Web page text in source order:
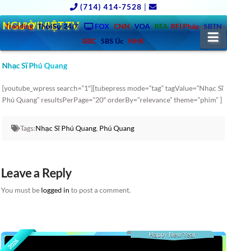
(714) 414-7528 |
Trending ThờiSự 24/7 FOX CNN VOA RFA RFI Pháp SBTN
BBC SBS Úc NHK
NGƯỜIVIỆT.TV
Nhạc Sĩ Phú Quang
[youtube_wpress search=”1″][tubepress mode=”tag” tagValue=”Nhạc Sĩ
Phú Quang” resultsPerPage=”20″ orderBy=”relevance” theme=”phim” ]
Tags:Nhạc Sĩ Phú Quang, Phú Quang
Leave a Reply
You must be logged in to post a comment.
2026
Happy New Year